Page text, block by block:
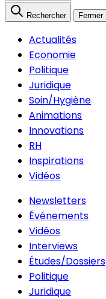
Rechercher Fermer
Actualités
Economie
Politique
Juridique
Soin/Hygiène
Animations
Innovations
RH
Inspirations
Vidéos
Newsletters
Événements
Vidéos
Interviews
Études/Dossiers
Politique
Juridique